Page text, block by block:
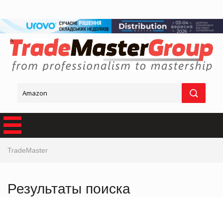
TradeMaster
Результаты поиска